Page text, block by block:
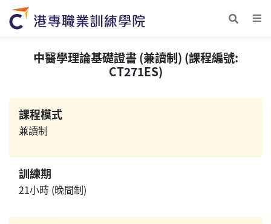
中醫學理論基礎證書 (兼讀制) (課程編號:
CT271ES)
課程模式
兼讀制
訓練期
21小時 (晚間制)